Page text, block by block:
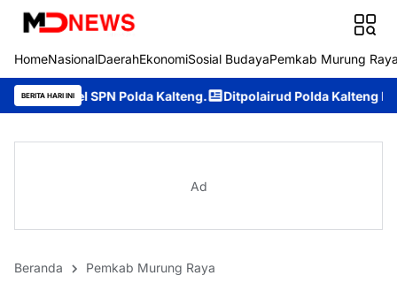
HomeNasionalDaerahEkonomiSosial BudayaPemkab Murung
BERITA HARI INI
Polda Kalteng. Ditpolairud Polda Kalteng Dukung Dunia
Ad
Beranda Pemkab Murung Raya